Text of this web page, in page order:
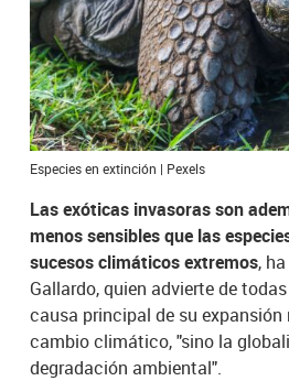
Especies en extinción | Pexels
Las exóticas invasoras son
menos sensibles que las
sucesos climáticos extremos,
Gallardo, quien advierte de
causa principal de su expansión
cambio climático, "sino la
degradación ambiental".